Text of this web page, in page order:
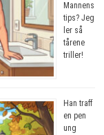
Mannens
tips? Jeg
ler så
tårene
triller!
Han traff
en pen
ung